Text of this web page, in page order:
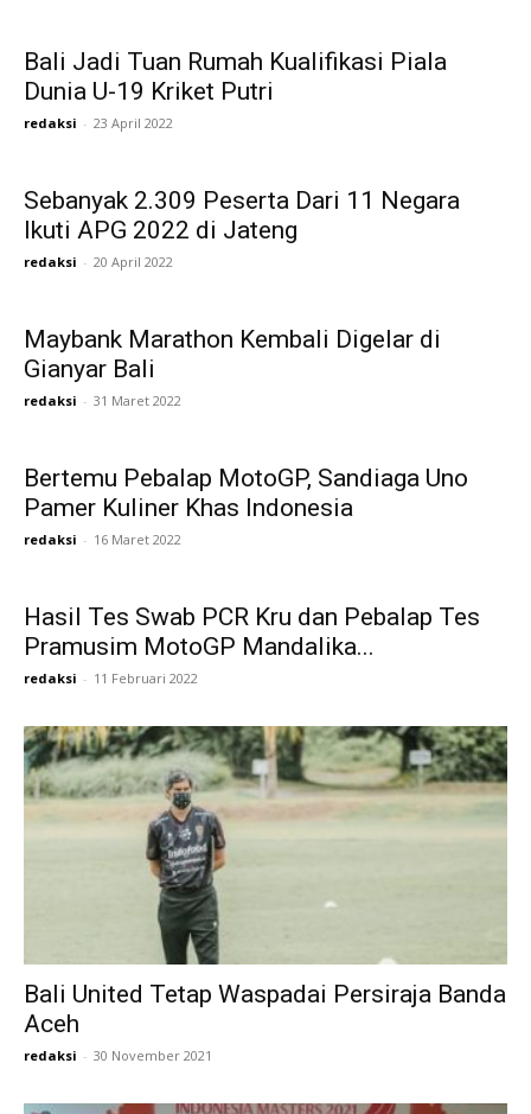
Bali Jadi Tuan Rumah Kualifikasi Piala
Dunia U-19 Kriket Putri
redaksi - 23 April 2022
Sebanyak 2.309 Peserta Dari 11 Negara
Ikuti APG 2022 di Jateng
redaksi - 20 April 2022
Maybank Marathon Kembali Digelar di
Gianyar Bali
redaksi - 31 Maret 2022
Bertemu Pebalap MotoGP, Sandiaga Uno
Pamer Kuliner Khas Indonesia
redaksi - 16 Maret 2022
Hasil Tes Swab PCR Kru dan Pebalap Tes
Pramusim MotoGP Mandalika...
redaksi - 11 Februari 2022
Bali United Tetap Waspadai Persiraja Banda
Aceh
redaksi - 30 November 2021